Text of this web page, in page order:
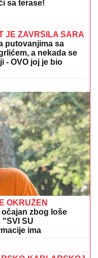
ULETELI U KUĆU U
pola tona
Uhapšeno 6 osoba
SE, MNOGI SU
SAŠINE SMRTI"
otkrila da su je
estrade: "Plaše se"
MAJKU DO
jezivog zločina
sa terase!